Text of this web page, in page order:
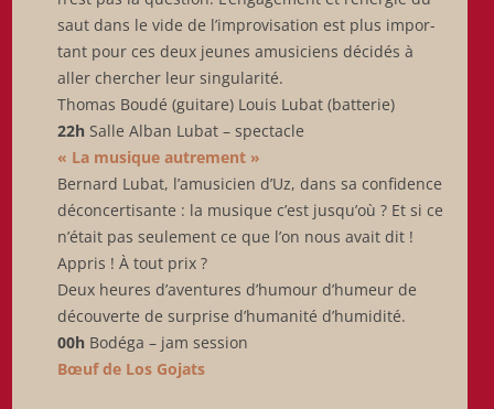
saut dans le vide de l’improvisation est plus impor-
tant pour ces deux jeunes amusiciens décidés à
aller chercher leur singularité.
Thomas Boudé (guitare) Louis Lubat (batterie)
22hSalle Alban Lubat – spectacle
« La musique autrement »
Bernard Lubat, l’amusicien d’Uz, dans sa confidence
déconcertisante : la musique c’est jusqu’où ? Et si ce
n’était pas seulement ce que l’on nous avait dit !
Appris ! À tout prix ?
Deux heures d’aventures d’humour d’humeur de
découverte de surprise d’humanité d’humidité.
00hBodéga – jam session
Bœuf de Los Gojats